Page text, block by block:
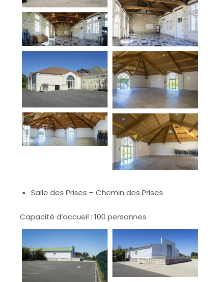
Salle des Prises – Chemin des Prises
Capacité d’accueil : 100 personnes